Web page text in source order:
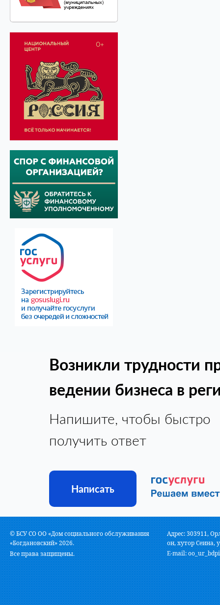
Возникли трудности
ведении бизнеса в
Напишите, чтобы быстро
получить ответ
Написать
© БСУ СО ОО «Дом социального обслуживания
«Богдановский» 2026.
Все права защищены.
Адрес: 303911,
он, хутор Сеина,
E-mail: